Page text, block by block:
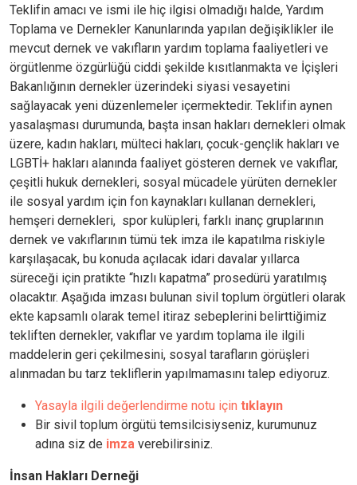
Teklifin amacı ve ismi ile hiç ilgisi olmadığı halde, Yardım
Toplama ve Dernekler Kanunlarında yapılan değişiklikler ile
mevcut dernek ve vakıfların yardım toplama faaliyetleri ve
örgütlenme özgürlüğü ciddi şekilde kısıtlanmakta ve İçişleri
Bakanlığının dernekler üzerindeki siyasi vesayetini
sağlayacak yeni düzenlemeler içermektedir. Teklifin aynen
yasalaşması durumunda, başta insan hakları dernekleri olmak
üzere, kadın hakları, mülteci hakları, çocuk-gençlik hakları ve
LGBTİ+ hakları alanında faaliyet gösteren dernek ve vakıflar,
çeşitli hukuk dernekleri, sosyal mücadele yürüten dernekler
ile sosyal yardım için fon kaynakları kullanan dernekleri,
hemşeri dernekleri, spor kulüpleri, farklı inanç gruplarının
dernek ve vakıflarının tümü tek imza ile kapatılma riskiyle
karşılaşacak, bu konuda açılacak idari davalar yıllarca
süreceği için pratikte “hızlı kapatma” prosedürü yaratılmış
olacaktır. Aşağıda imzası bulunan sivil toplum örgütleri olarak
ekte kapsamlı olarak temel itiraz sebeplerini belirttiğimiz
tekliften dernekler, vakıflar ve yardım toplama ile ilgili
maddelerin geri çekilmesini, sosyal tarafların görüşleri
alınmadan bu tarz tekliflerin yapılmamasını talep ediyoruz.
Yasayla ilgili değerlendirme notu için tıklayın
Bir sivil toplum örgütü temsilcisiyseniz, kurumunuz
adına siz de imza verebilirsiniz.
İnsan Hakları Derneği